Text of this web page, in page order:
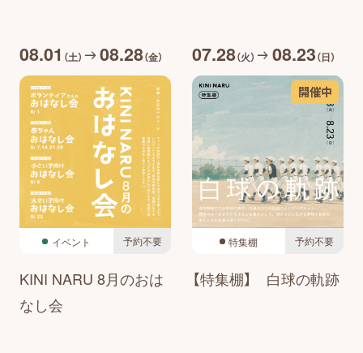
08.01 （土） 08.28（金）
イベント 予約不要
KINI NARU 8月のおは
なし会
07.28（火） 08.23（日）
開催中
特集棚 予約不要
【特集棚】 白球の軌跡